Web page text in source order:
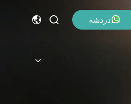
دردشة